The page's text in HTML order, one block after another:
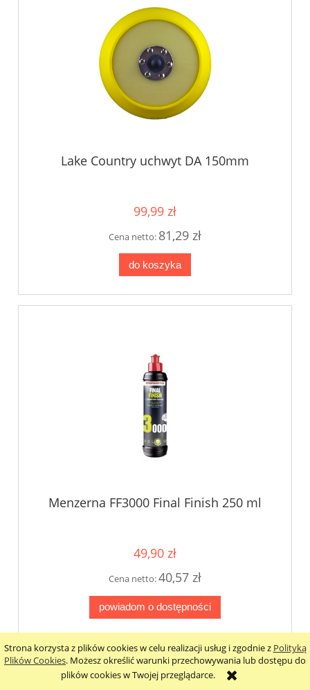
Strona korzysta z plików cookies w celu realizacji usług i zgodnie z Polityką
Plików Cookies. Możesz określić warunki przechowywania lub dostępu do
plików cookies w Twojej przeglądarce.
Lake Country uchwyt DA 150mm
99,99 zł
Cena netto: 81,29 zł
do koszyka
Menzerna FF3000 Final Finish 250 ml
49,90 zł
Cena netto:40,57 zł
powiadom o dostępności